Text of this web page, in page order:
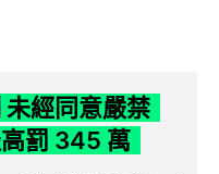
未經同意嚴禁
罰 345 萬